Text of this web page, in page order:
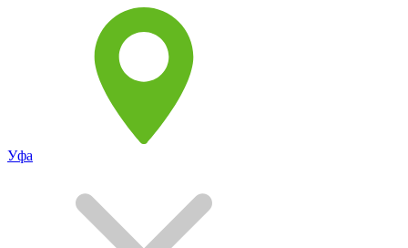
Уфа